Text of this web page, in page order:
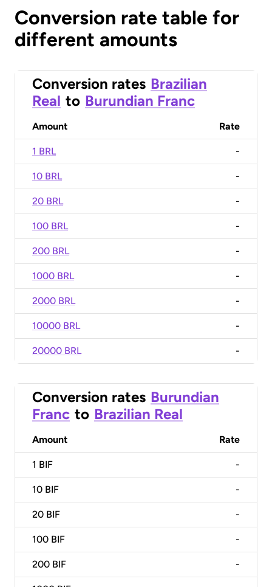
Conversion rate table for
different amounts
Conversion rates Brazilian
Real to Burundian Franc
Amount Rate
1 BRL -
10 BRL -
20 BRL -
100 BRL -
200 BRL -
1000 BRL -
2000 BRL -
10000 BRL -
20000 BRL -
Conversion rates Burundian
Franc to Brazilian Real
Amount Rate
1 BIF -
10 BIF -
20 BIF -
100 BIF -
200 BIF -